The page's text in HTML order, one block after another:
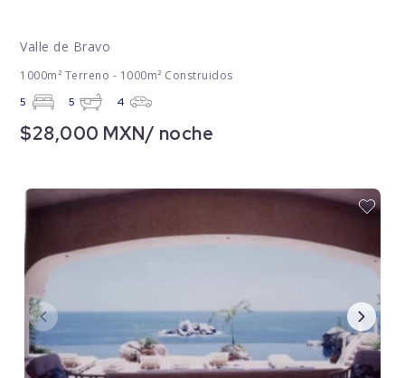
Valle de Bravo
1000m² Terreno - 1000m² Construidos
5 5 4
$28,000 MXN/ noche